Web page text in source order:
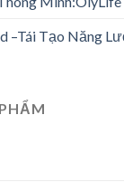
–Tái Tạo Năng